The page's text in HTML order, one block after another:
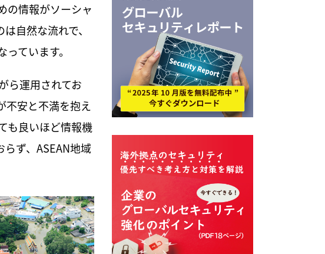
の情報がソーシャ
自然な流れで、
ています。
ら運用されてお
不安と不満を抱え
も良いほど情報機
ず、ASEAN地域